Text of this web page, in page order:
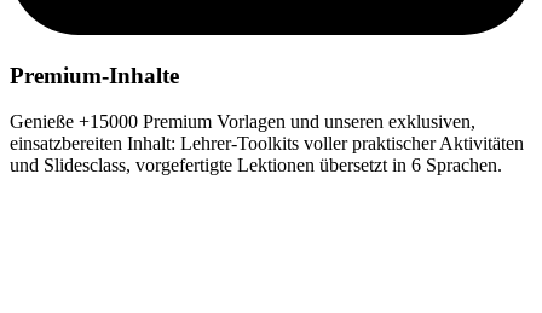
Premium-Inhalte
Genieße +15000 Premium Vorlagen und unseren exklusiven,
einsatzbereiten Inhalt: Lehrer-Toolkits voller praktischer Aktivitäten
und Slidesclass, vorgefertigte Lektionen übersetzt in 6 Sprachen.